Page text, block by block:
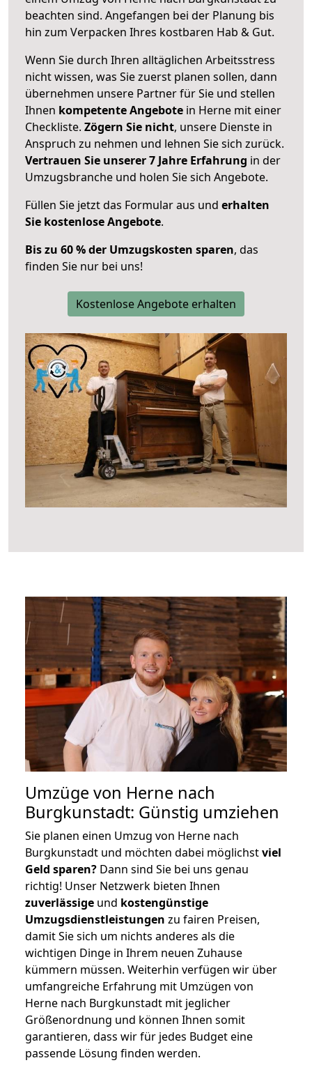
beachten sind. Angefangen bei der Planung bis
hin zum Verpacken Ihres kostbaren Hab & Gut.
Wenn Sie durch Ihren alltäglichen Arbeitsstress
nicht wissen, was Sie zuerst planen sollen, dann
übernehmen unsere Partner für Sie und stellen
Ihnen kompetente Angebote in Herne mit einer
Checkliste. Zögern Sie nicht, unsere Dienste in
Anspruch zu nehmen und lehnen Sie sich zurück.
Vertrauen Sie unserer 7 Jahre Erfahrung in der
Umzugsbranche und holen Sie sich Angebote.
Füllen Sie jetzt das Formular aus und erhalten
Sie kostenlose Angebote.
Bis zu 60 % der Umzugskosten sparen, das
finden Sie nur bei uns!
Kostenlose Angebote erhalten
Umzüge von Herne nach
Burgkunstadt: Günstig umziehen
Sie planen einen Umzug von Herne nach
Burgkunstadt und möchten dabei möglichstviel
Geld sparen? Dann sind Sie bei uns genau
richtig! Unser Netzwerk bieten Ihnen
zuverlässige und kostengünstige
Umzugsdienstleistungen zu fairen Preisen,
damit Sie sich um nichts anderes als die
wichtigen Dinge in Ihrem neuen Zuhause
kümmern müssen. Weiterhin verfügen wir über
umfangreiche Erfahrung mit Umzügen von
Herne nach Burgkunstadt mit jeglicher
Größenordnung und können Ihnen somit
garantieren, dass wir für jedes Budget eine
passende Lösung finden werden.